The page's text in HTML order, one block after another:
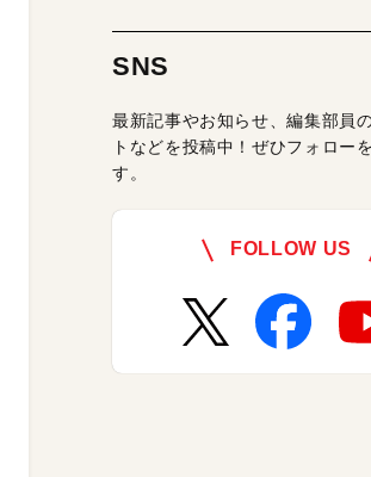
SNS
最新記事やお知らせ、編集部員
トなどを投稿中！ぜひフォロー
す。
FOLLOW US